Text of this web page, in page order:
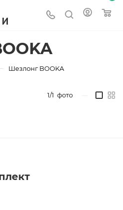
Шезлонг BOOKA
1/1 фото